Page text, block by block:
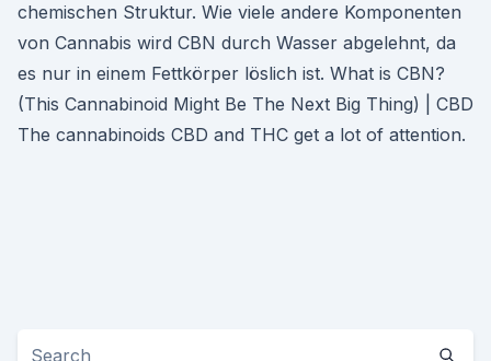
chemischen Struktur. Wie viele andere Komponenten
von Cannabis wird CBN durch Wasser abgelehnt, da
es nur in einem Fettkörper löslich ist. What is CBN?
(This Cannabinoid Might Be The Next Big Thing) | CBD
The cannabinoids CBD and THC get a lot of attention.